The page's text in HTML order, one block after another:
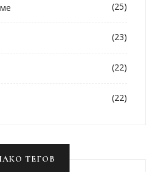
(25)
(23)
(22)
(22)
ТЕГОВ